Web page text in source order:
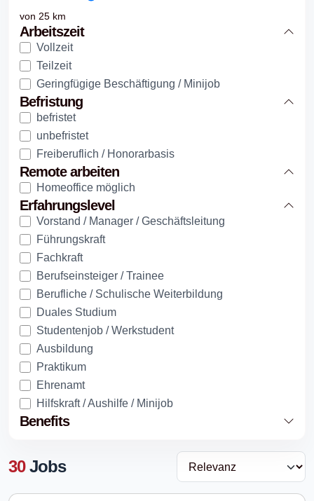
von 25 km
Arbeitszeit
Vollzeit
Teilzeit
Geringfügige Beschäftigung / Minijob
Befristung
befristet
unbefristet
Freiberuflich / Honorarbasis
Remote arbeiten
Homeoffice möglich
Erfahrungslevel
Vorstand / Manager / Geschäftsleitung
Führungskraft
Fachkraft
Berufseinsteiger / Trainee
Berufliche / Schulische Weiterbildung
Duales Studium
Studentenjob / Werkstudent
Ausbildung
Praktikum
Ehrenamt
Hilfskraft / Aushilfe / Minijob
Benefits
30Jobs